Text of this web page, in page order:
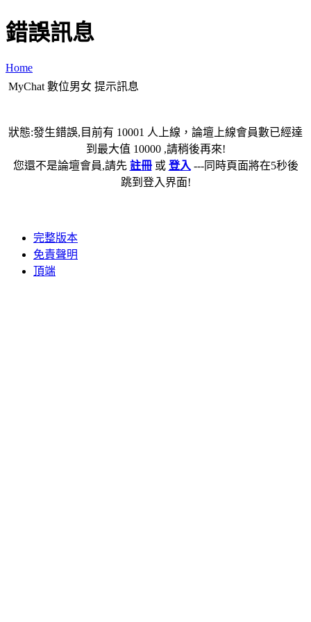
錯誤訊息
Home
MyChat 數位男女 提示訊息
狀態:發生錯誤,目前有 10001 人上線，論壇上線會員數已經達
到最大值 10000 ,請稍後再來!
您還不是論壇會員,請先 註冊或 登入 ---同時頁面將在5秒後
跳到登入界面!
完整版本
免責聲明
頂端